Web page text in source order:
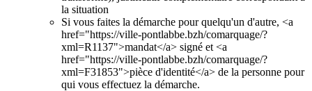
la situation
Si vous faites la démarche pour quelqu'un d'autre, <a
href="https://ville-pontlabbe.bzh/comarquage/?
xml=R1137">mandat</a> signé et <a
href="https://ville-pontlabbe.bzh/comarquage/?
xml=F31853">pièce d'identité</a> de la personne pour
qui vous effectuez la démarche.